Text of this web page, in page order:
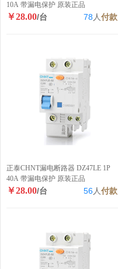
10A 带漏电保护 原装正品
￥28.00/台 78 人付款
正泰CHNT漏电断路器 DZ47LE 1P
40A 带漏电保护 原装正品
￥28.00/台 56人付款